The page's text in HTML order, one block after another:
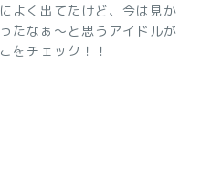
よく出てたけど、今は見か
たなぁ～と思うアイドルが
をチェック！！